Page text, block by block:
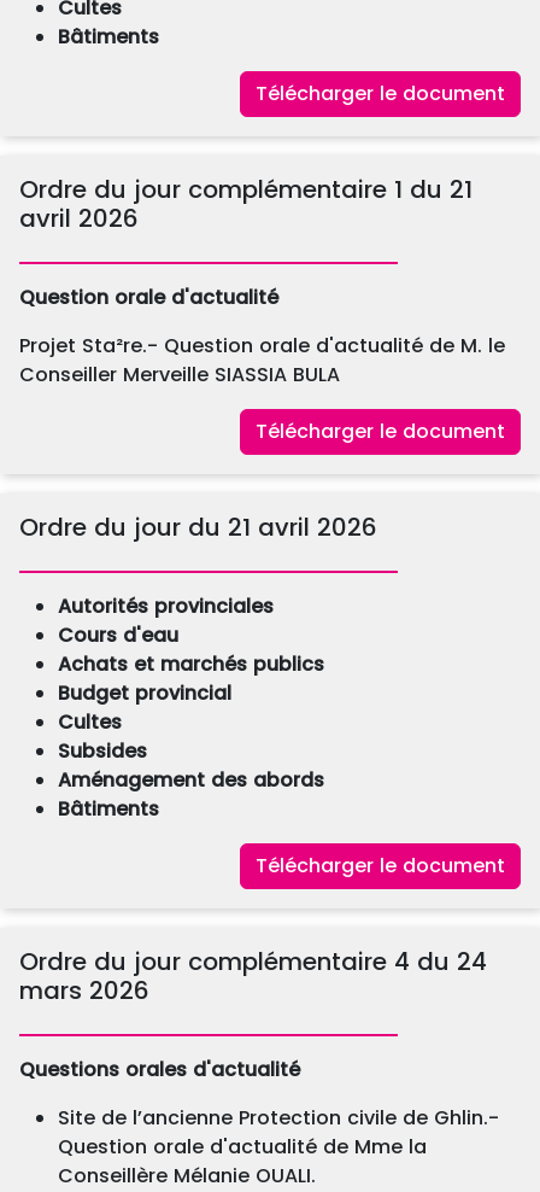
Cultes
Bâtiments
Télécharger le document
Ordre du jour complémentaire 1 du 21
avril 2026
Question orale d'actualité
Projet Sta²re.- Question orale d'actualité de M. le
Conseiller Merveille SIASSIA BULA
Télécharger le document
Ordre du jour du 21 avril 2026
Autorités provinciales
Cours d'eau
Achats et marchés publics
Budget provincial
Cultes
Subsides
Aménagement des abords
Bâtiments
Télécharger le document
Ordre du jour complémentaire 4 du 24
mars 2026
Questions orales d'actualité
Site de l’ancienne Protection civile de Ghlin.-
Question orale d'actualité de Mme la
Conseillère Mélanie OUALI.